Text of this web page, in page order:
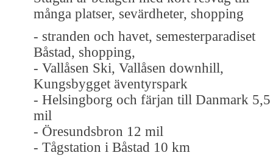
många platser, sevärdheter, shopping
- stranden och havet, semesterparadiset
Båstad, shopping,
- Vallåsen Ski, Vallåsen downhill,
Kungsbygget äventyrspark
- Helsingborg och färjan till Danmark 5,5
mil
- Öresundsbron 12 mil
- Tågstation i Båstad 10 km